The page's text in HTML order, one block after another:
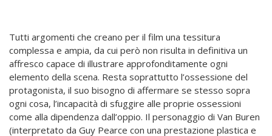
Tutti argomenti che creano per il film una tessitura
complessa e ampia, da cui però non risulta in definitiva un
affresco capace di illustrare approfonditamente ogni
elemento della scena. Resta soprattutto l’ossessione del
protagonista, il suo bisogno di affermare se stesso sopra
ogni cosa, l’incapacità di sfuggire alle proprie ossessioni
come alla dipendenza dall’oppio. Il personaggio di Van Buren
(interpretato da Guy Pearce con una prestazione plastica e